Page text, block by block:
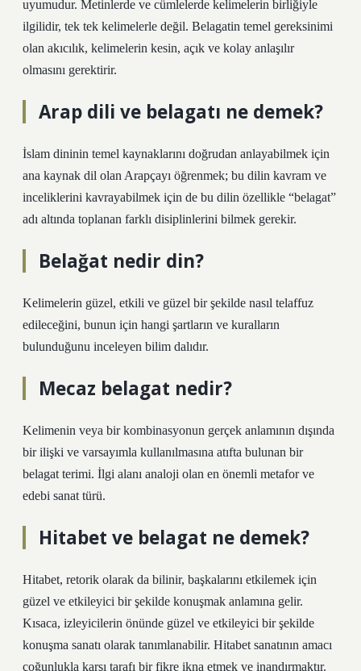
uyumudur. Metinlerde ve cümlelerde kelimelerin birliğiyle
ilgilidir, tek tek kelimelerle değil. Belagatin temel gereksinimi
olan akıcılık, kelimelerin kesin, açık ve kolay anlaşılır
olmasını gerektirir.
Arap dili ve belagatı ne demek?
İslam dininin temel kaynaklarını doğrudan anlayabilmek için
ana kaynak dil olan Arapçayı öğrenmek; bu dilin kavram ve
inceliklerini kavrayabilmek için de bu dilin özellikle “belagat”
adı altında toplanan farklı disiplinlerini bilmek gerekir.
Belağat nedir din?
Kelimelerin güzel, etkili ve güzel bir şekilde nasıl telaffuz
edileceğini, bunun için hangi şartların ve kuralların
bulunduğunu inceleyen bilim dalıdır.
Mecaz belagat nedir?
Kelimenin veya bir kombinasyonun gerçek anlamının dışında
bir ilişki ve varsayımla kullanılmasına atıfta bulunan bir
belagat terimi. İlgi alanı analoji olan en önemli metafor ve
edebi sanat türü.
Hitabet ve belagat ne demek?
Hitabet, retorik olarak da bilinir, başkalarını etkilemek için
güzel ve etkileyici bir şekilde konuşmak anlamına gelir.
Kısaca, izleyicilerin önünde güzel ve etkileyici bir şekilde
konuşma sanatı olarak tanımlanabilir. Hitabet sanatının amacı
çoğunlukla karşı tarafı bir fikre ikna etmek ve inandırmaktır.